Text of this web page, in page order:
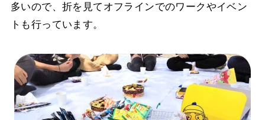
多いので、折を見てオフラインでのワークやイベン
トも行っています。